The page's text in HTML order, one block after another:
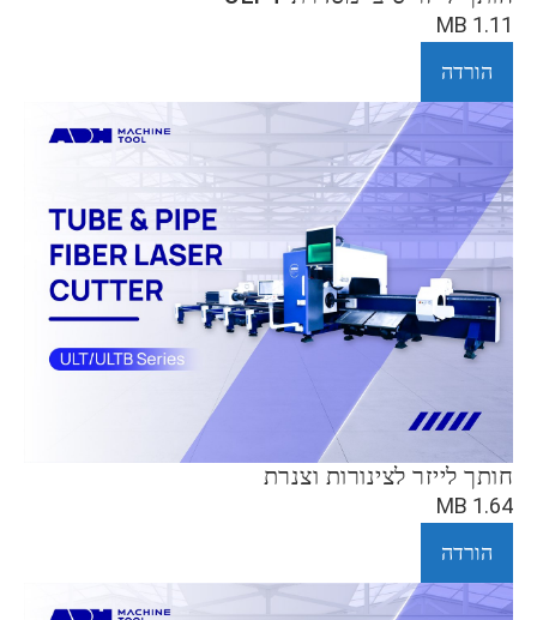
1.11 MB
הורדה
חותך לייזר לצינורות וצנרת
1.64 MB
הורדה